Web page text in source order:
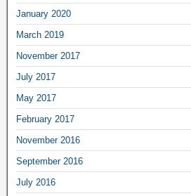
January 2020
March 2019
November 2017
July 2017
May 2017
February 2017
November 2016
September 2016
July 2016